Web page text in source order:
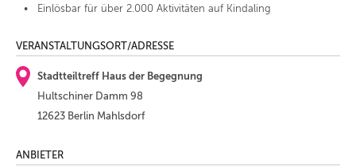
Einlösbar für über 2.000 Aktivitäten auf Kindaling
VERANSTALTUNGSORT/ADRESSE
Stadtteiltreff Haus der Begegnung
Hultschiner Damm 98
12623 Berlin Mahlsdorf
ANBIETER